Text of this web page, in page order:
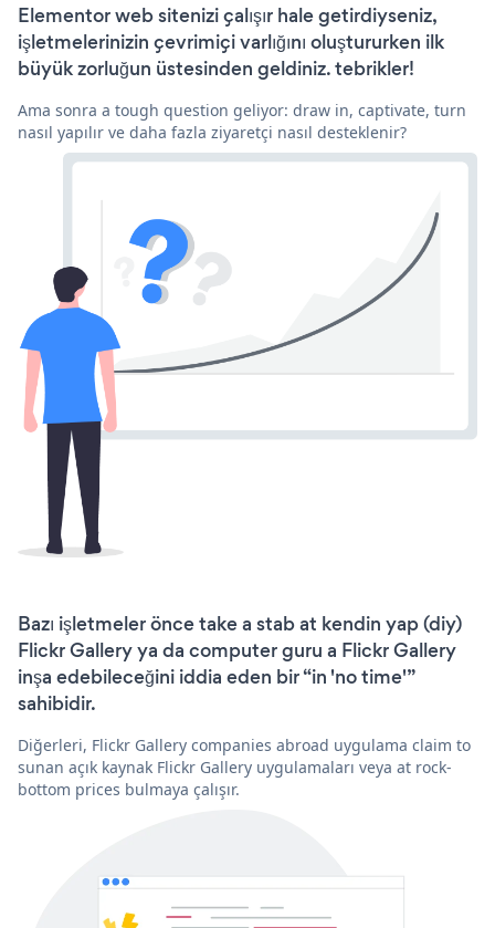
Elementor web sitenizi çalışır hale getirdiyseniz,
işletmelerinizin çevrimiçi varlığını oluştururken ilk
büyük zorluğun üstesinden geldiniz. tebrikler!
Ama sonra a tough question geliyor: draw in, captivate, turn
nasıl yapılır ve daha fazla ziyaretçi nasıl desteklenir?
Bazı işletmeler önce take a stab at kendin yap (diy)
Flickr Gallery ya da computer guru a Flickr Gallery
inşa edebileceğini iddia eden bir “in 'no time'”
sahibidir.
Diğerleri, Flickr Gallery companies abroad uygulama claim to
sunan açık kaynak Flickr Gallery uygulamaları veya at rock-
bottom prices bulmaya çalışır.